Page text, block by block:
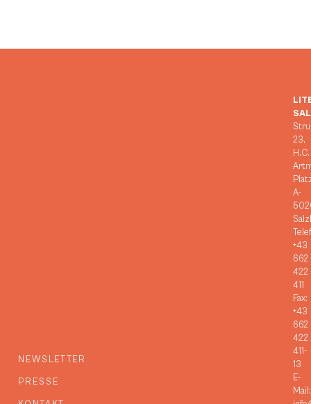
NEWSLETTER
PRESSE
23,
H.C.
A-
+43
662
422
411
Fax:
+43
662
422
411-
13
E-
Mail: